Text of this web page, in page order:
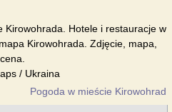
Kirowohrada. Hotele i restauracje w
Kirowohrada. Zdjęcie, mapa,
cena.
/ Ukraina
Pogoda w mieście Kirowohrad